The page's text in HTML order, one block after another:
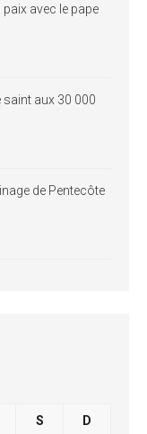
avec le pape
saint aux 30 000
de Pentecôte
S D